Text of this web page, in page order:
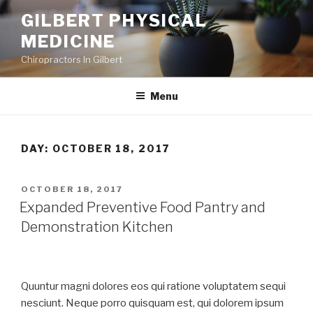
Skip
content
GILBERT PHYSICAL
MEDICINE
Chiropractors In Gilbert
Menu
DAY: OCTOBER 18, 2017
POSTED
ON
OCTOBER 18, 2017
Expanded Preventive Food Pantry and
Demonstration Kitchen
Quuntur magni dolores eos qui ratione voluptatem sequi
nesciunt. Neque porro quisquam est, qui dolorem ipsum